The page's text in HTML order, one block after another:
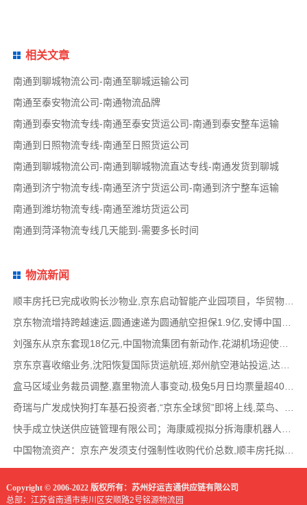
相关文章
南通到聊城物流公司-南通至聊城运输公司
南通至泰安物流公司-南通物流品牌
南通到泰安物流专线-南通至泰安货运公司-南通到泰安整车运输
南通到日照物流专线-南通至日照货运公司
南通到聊城物流公司-南通到聊城物流直达专线-南通发货到聊城
南通到济宁物流专线-南通至济宁货运公司-南通到济宁整车运输
南通到潍坊物流专线-南通至潍坊货运公司
南通到菏泽物流专线几天能到-需要多长时间
物流新闻
顺丰房托已完成收购长沙物业,京东启动智能产业园项目，华贸物流签署约2亿元专线产品运营合
京东物流增持跨越速运,圆通速递为圆通航空担保1.9亿,安博中国牵手启橙中国,中通云仓发布6
刘强东从京东套现18亿元,中国物流集团有新动作,花湖机场迎使用许可审查,丰巢自营洗衣在全国
京东京喜收缩业务,沈阳恢复国际货运航班,郑州航空港站投运,达达快送发布618战报,顺丰发布最
盒马区域业务裁员调整,嘉里物流人事变动,极兔5月日均票量超4000万,菜鸟开通中美特惠海运专线
奇瑞与广发成快狗打车基石投资者,“京东全球贸”即将上线,菜鸟、普洛斯公布减碳举措,中国
快手成立快送供应链管理有限公司；海康威视拟分拆海康机器人至创业板上市；传化智联6.93亿
中国物流资产：京东产发须支付强制性收购代价总数,顺丰房托拟收购长沙物业,京东、普洛斯等
Copyright © 2006-2022 版权所有：苏州好运吉通供应链有限公司
总部：江苏省南通市崇川区安顺路2号铭源物流园